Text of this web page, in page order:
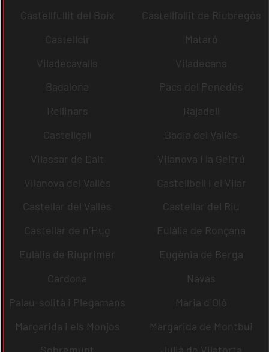
Castellfullit del Boix
Castellfollit de Riubregós
Castellcir
Mataró
Viladecavalls
Viladecans
Badalona
Pacs del Penedès
Rellinars
Rajadell
Castellgalí
Badia del Vallès
Vilassar de Dalt
Vilanova i la Geltrú
Vilanova del Vallès
Castellbell i el Vilar
Castellar del Vallès
Castellar del Riu
Castellar de n´Hug
Eulàlia de Ronçana
Eulàlia de Riuprimer
Eugènia de Berga
Cardona
Navas
Palau-solità i Plegamans
Maria d´Oló
Margarida i els Monjos
Margarida de Montbui